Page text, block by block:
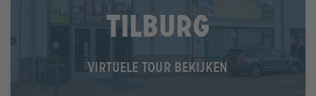
Tilburg
VIRTUELE TOUR BEKIJKEN